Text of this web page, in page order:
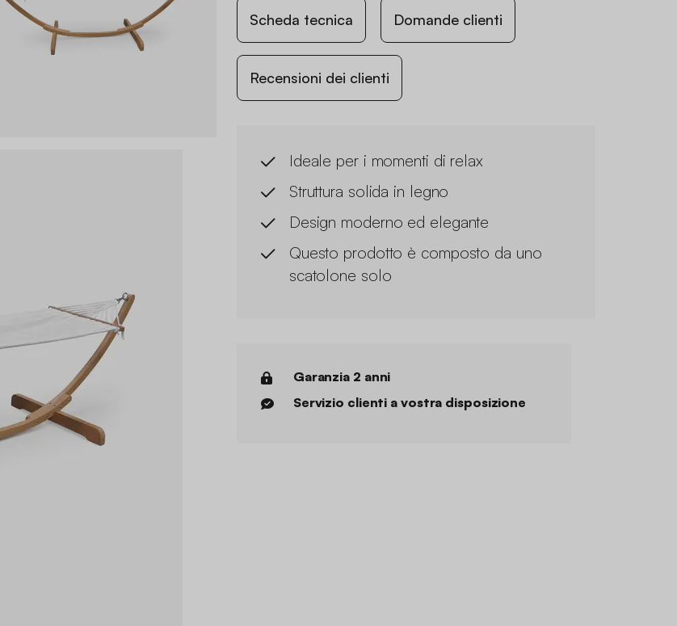
Scheda tecnica Domande clienti
Recensioni dei clienti
Ideale per i momenti di relax
Struttura solida in legno
Design moderno ed elegante
Questo prodotto è composto da uno
scatolone solo
Garanzia 2 anni
Servizio clienti a vostra disposizione